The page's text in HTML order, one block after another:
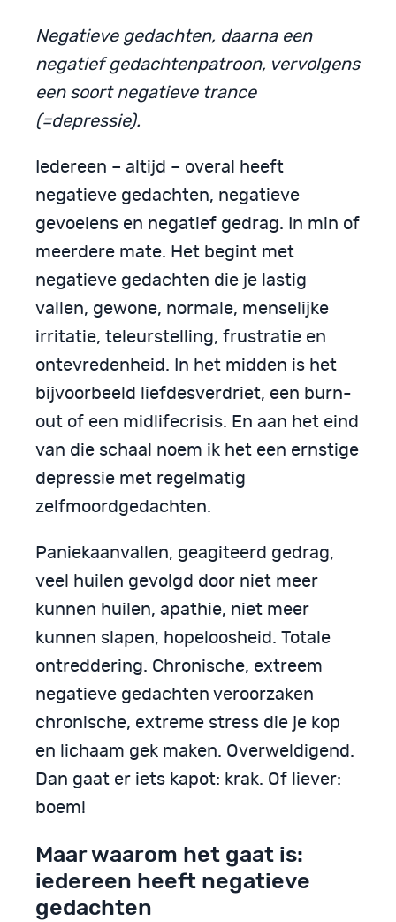
Negatieve gedachten, daarna een
negatief gedachtenpatroon, vervolgens
een soort negatieve trance
(=depressie).
Iedereen – altijd – overal heeft
negatieve gedachten, negatieve
gevoelens en negatief gedrag. In min of
meerdere mate. Het begint met
negatieve gedachten die je lastig
vallen, gewone, normale, menselijke
irritatie, teleurstelling, frustratie en
ontevredenheid. In het midden is het
bijvoorbeeld liefdesverdriet, een burn-
out of een midlifecrisis. En aan het eind
van die schaal noem ik het een ernstige
depressie met regelmatig
zelfmoordgedachten.
Paniekaanvallen, geagiteerd gedrag,
veel huilen gevolgd door niet meer
kunnen huilen, apathie, niet meer
kunnen slapen, hopeloosheid. Totale
ontreddering. Chronische, extreem
negatieve gedachten veroorzaken
chronische, extreme stress die je kop
en lichaam gek maken. Overweldigend.
Dan gaat er iets kapot: krak. Of liever:
boem!
Maar waarom het gaat is:
iedereen heeft negatieve
gedachten